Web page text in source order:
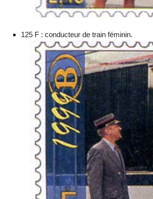
125 F : conducteur de train féminin.